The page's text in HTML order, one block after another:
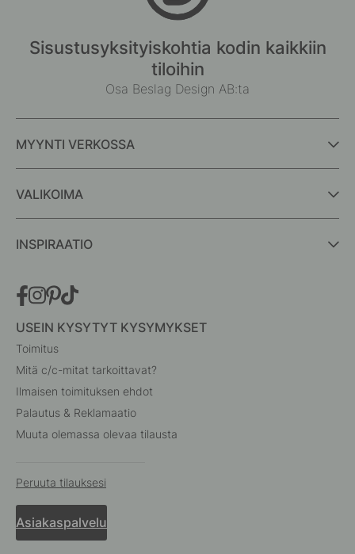
Sisustusyksityiskohtia kodin kaikkiin
tiloihin
Osa Beslag Design AB:ta
MYYNTI VERKOSSA
VALIKOIMA
INSPIRAATIO
USEIN KYSYTYT KYSYMYKSET
Toimitus
Mitä c/c-mitat tarkoittavat?
Ilmaisen toimituksen ehdot
Palautus & Reklamaatio
Muuta olemassa olevaa tilausta
Peruuta tilauksesi
Asiakaspalvelu